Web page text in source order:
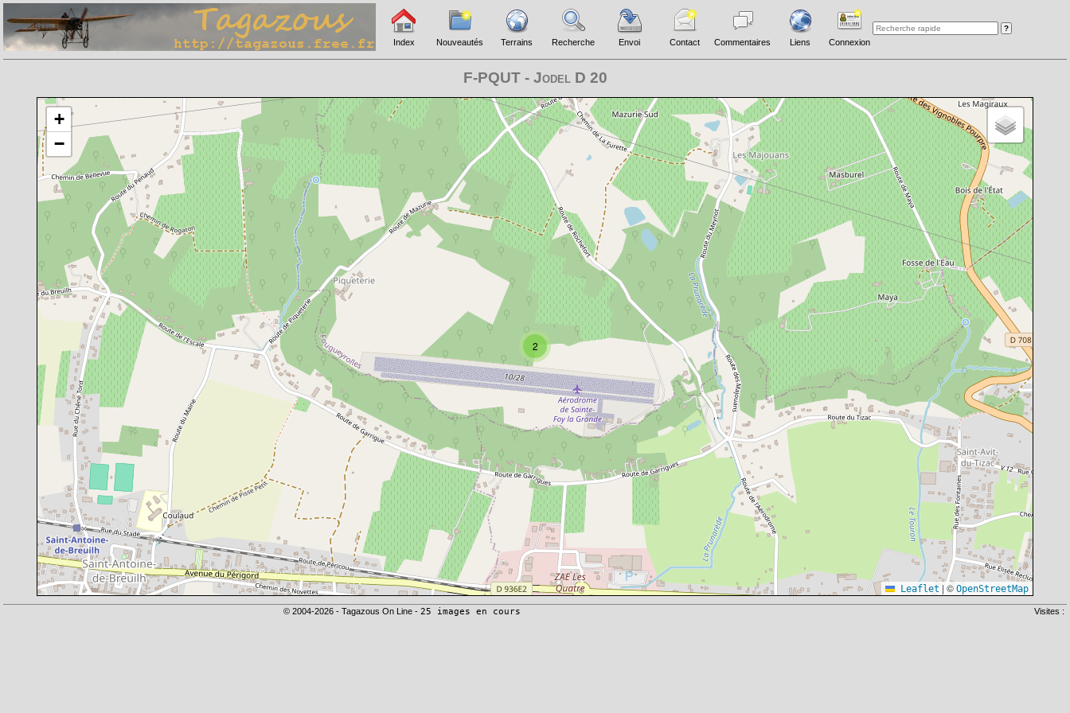
Index Nouveautés Terrains Recherche Envoi Contact Commentaires Liens Connexion
F-PQUT - Jodel D 20
Chargement de la carte en cours
2
+
−
Leaflet | © OpenStreetMap
© 2004-2026 - Tagazous On Line - 25 images en cours Visites :